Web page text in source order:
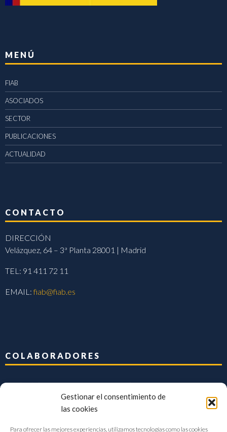
Gestionar el consentimiento de
las cookies
Para ofrecer las mejores experiencias, utilizamos tecnologías como las cookies
MENÚ
FIAB
ASOCIADOS
SECTOR
PUBLICACIONES
ACTUALIDAD
CONTACTO
DIRECCIÓN
Velázquez, 64 – 3ª Planta 28001 | Madrid
TEL: 91 411 72 11
EMAIL:fiab@fiab.es
COLABORADORES